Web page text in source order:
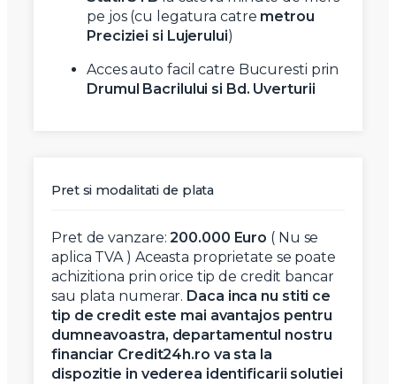
pe jos (cu legatura catre metrou
Preciziei si Lujerului)
Acces auto facil catre Bucuresti prin
Drumul Bacrilului si Bd. Uverturii
Pret si modalitati de plata
Pret de vanzare:200.000 Euro ( Nu se
aplica TVA ) Aceasta proprietate se poate
achizitiona prin orice tip de credit bancar
sau plata numerar. Daca inca nu stiti ce
tip de credit este mai avantajos pentru
dumneavoastra, departamentul nostru
financiar Credit24h.ro va sta la
dispozitie in vederea identificarii solutiei